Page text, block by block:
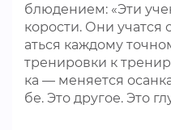
блюдением: «Эти
корости. Они учатся
аться каждому
тренировки к
ка — меняется
бе. Это другое. Это